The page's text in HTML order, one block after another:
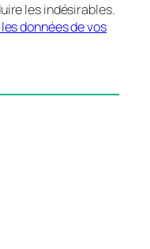
les indésirables.
données de vos